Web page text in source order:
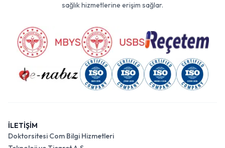
sağlık hizmetlerine erişim sağlar.
İLETİŞİM
Doktorsitesi Com Bilgi Hizmetleri